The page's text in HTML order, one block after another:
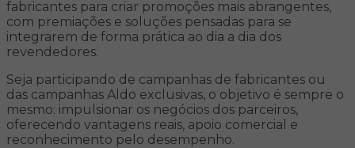
fabricantes para criar promoções mais abrangentes,
com premiações e soluções pensadas para se
integrarem de forma prática ao dia a dia dos
revendedores.
Seja participando de campanhas de fabricantes ou
das campanhas Aldo exclusivas, o objetivo é sempre o
mesmo: impulsionar os negócios dos parceiros,
oferecendo vantagens reais, apoio comercial e
reconhecimento pelo desempenho.